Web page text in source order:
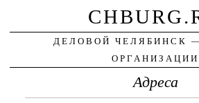
ДЕЛОВОЙ ЧЕЛЯБИНСК
ОРГАНИЗАЦИИ
Адреса